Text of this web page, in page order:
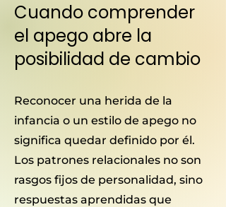
Cuando comprender
el apego abre la
posibilidad de cambio
Reconocer una herida de la
infancia o un estilo de apego no
significa quedar definido por él.
Los patrones relacionales no son
rasgos fijos de personalidad, sino
respuestas aprendidas que